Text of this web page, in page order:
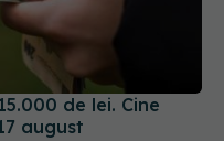
de lei. Cine
august